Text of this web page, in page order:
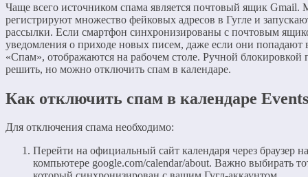
Чаще всего источником спама является почтовый ящик
регистрируют множество фейковых адресов в Гугле и
рассылки. Если смартфон синхронизированы с почтовым
уведомления о приходе новых писем, даже если они попадают
«Спам», отображаются на рабочем столе. Ручной блокировкой
решить, но можно отключить спам в календаре.
Как отключить спам в календаре Events
Для отключения спама необходимо:
Перейти на официальный сайт календаря через браузер
компьютере google.com/calendar/about. Важно выбирать